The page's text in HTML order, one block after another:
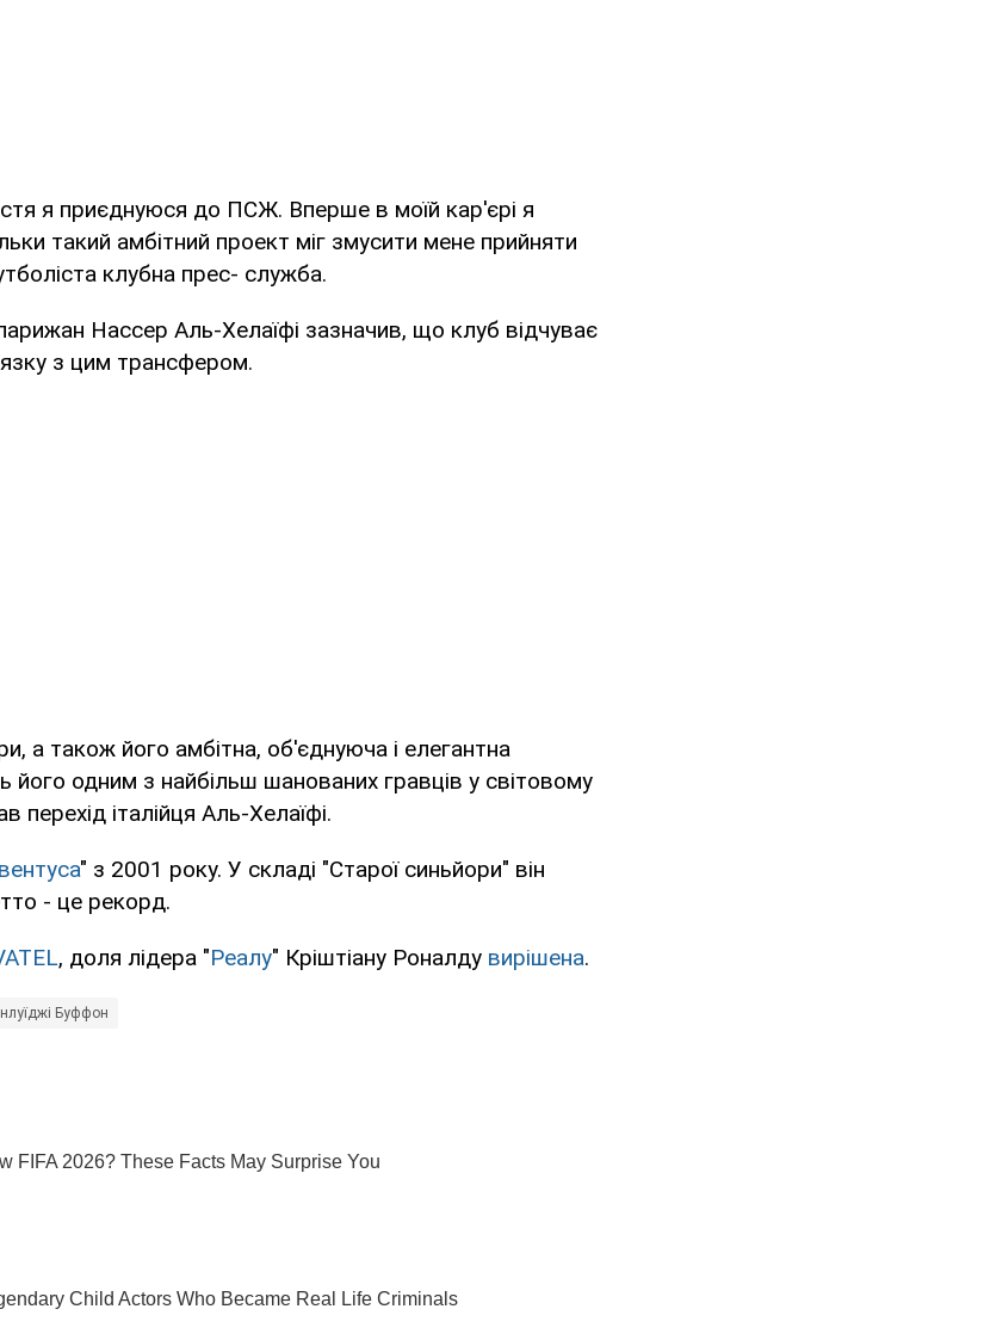
я приєднуюся до ПСЖ. Вперше в моїй кар'єрі я
такий амбітний проект міг змусити мене прийняти
клубна прес- служба.
Нассер Аль-Хелаїфі зазначив, що клуб відчуває
з цим трансфером.
а також його амбітна, об'єднуюча і елегантна
його одним з найбільш шанованих гравців у світовому
перехід італійця Аль-Хелаїфі.
" з 2001 року. У складі "Старої синьйори" він
- це рекорд.
, доля лідера "Реалу" Кріштіану Роналду вирішена.
Буффон